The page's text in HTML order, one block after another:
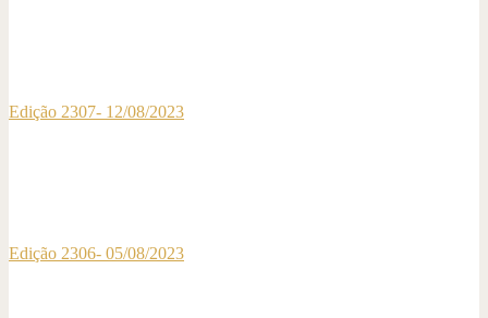
Edição 2307- 12/08/2023
Edição 2306- 05/08/2023